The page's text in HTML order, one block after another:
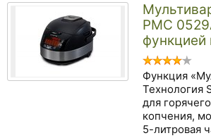
PMC
функцией
Функция
Технология
для
копчения,
5-литровая